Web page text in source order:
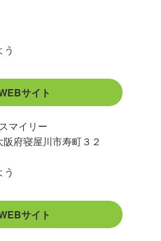
サイト
マイリー
府寝屋川市寿町３２
サイト